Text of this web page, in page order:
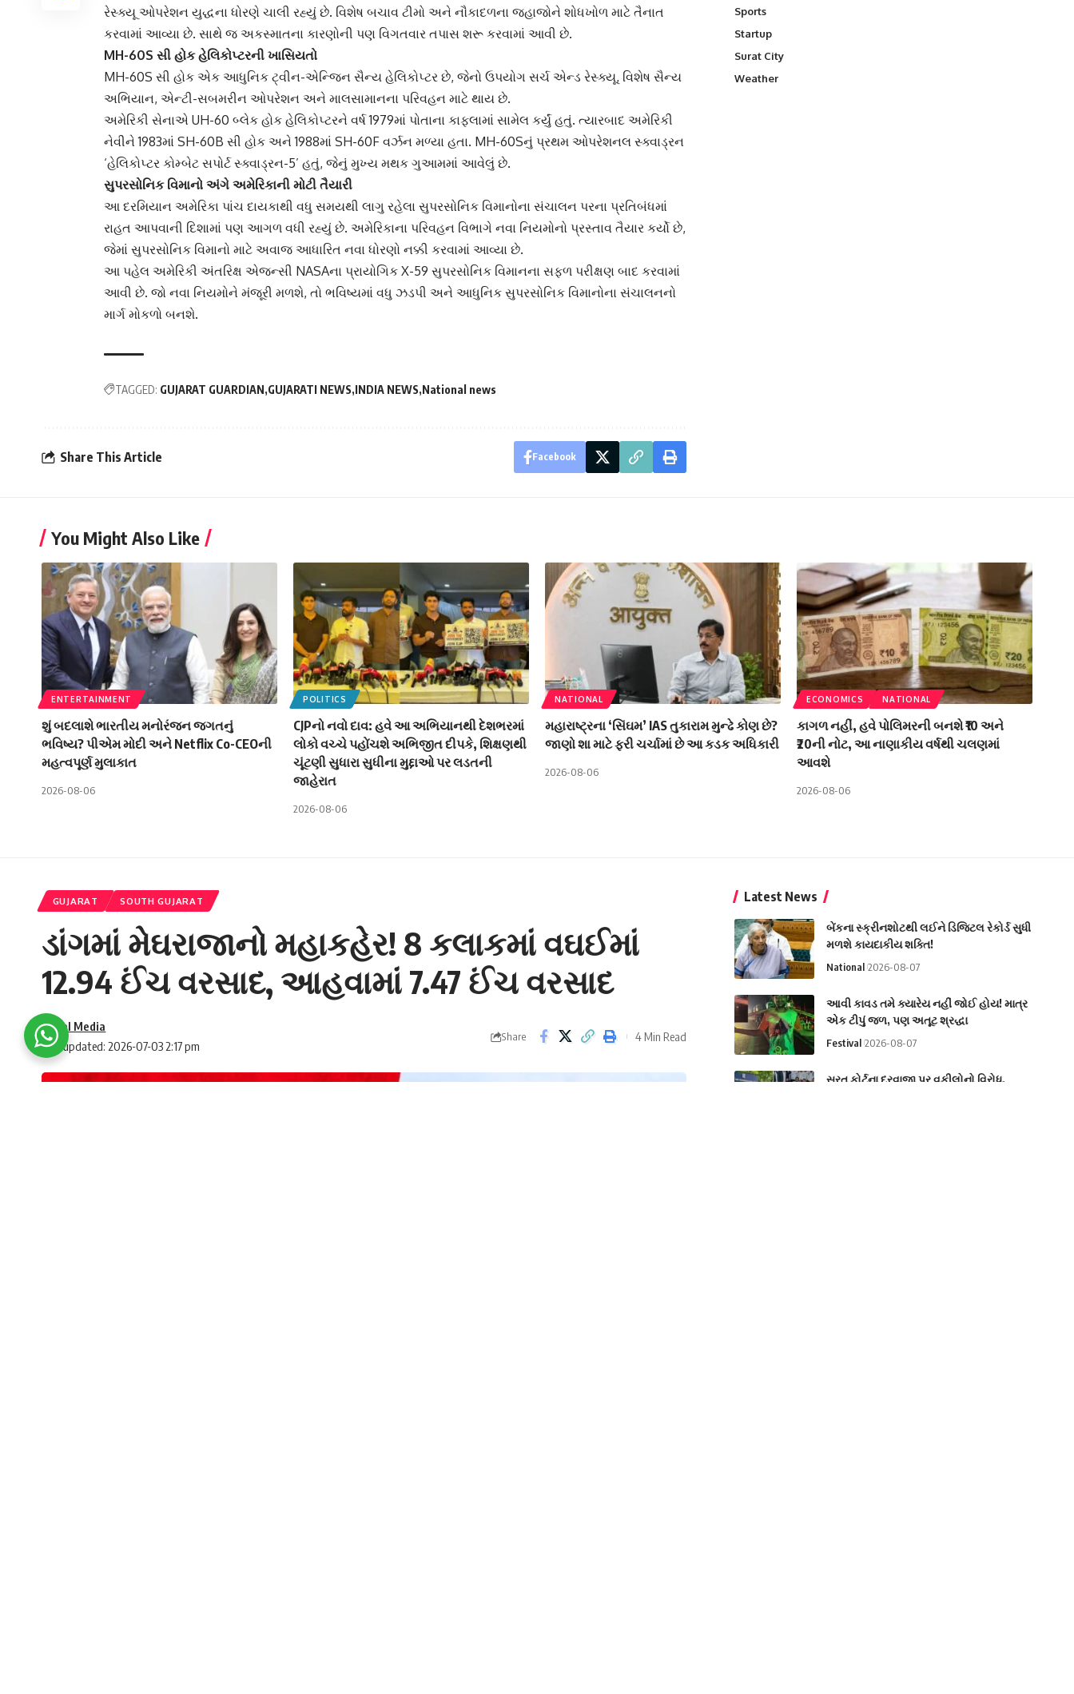
રેસ્ક્યૂ ઓપરેશન યુદ્ધના ધોરણે ચાલી રહ્યું છે. વિશેષ બચાવ ટીમો અને નૌકાદળના જહાજોને શોધખોળ માટે તૈનાત
કરવામાં આવ્યા છે. સાથે જ અકસ્માતના કારણોની પણ વિગતવાર તપાસ શરૂ કરવામાં આવી છે.
MH-60S સી હોક હેલિકોપ્ટરની ખાસિયતો
MH-60S સી હોક એક આધુનિક ટ્વીન-એન્જિન સૈન્ય હેલિકોપ્ટર છે, જેનો ઉપયોગ સર્ચ એન્ડ રેસ્ક્યૂ, વિશેષ સૈન્ય
અભિયાન, એન્ટી-સબમરીન ઓપરેશન અને માલસામાનના પરિવહન માટે થાય છે.
અમેરિકી સેનાએ UH-60 બ્લેક હોક હેલિકોપ્ટરને વર્ષ 1979માં પોતાના કાફલામાં સામેલ કર્યું હતું. ત્યારબાદ અમેરિકી
નેવીને 1983માં SH-60B સી હોક અને 1988માં SH-60F વર્ઝન મળ્યા હતા. MH-60Sનું પ્રથમ ઓપરેશનલ સ્ક્વાડ્રન
‘હેલિકોપ્ટર કોમ્બેટ સપોર્ટ સ્ક્વાડ્રન-5’ હતું, જેનું મુખ્ય મથક ગુઆમમાં આવેલું છે.
સુપરસોનિક વિમાનો અંગે અમેરિકાની મોટી તૈયારી
આ દરમિયાન અમેરિકા પાંચ દાયકાથી વધુ સમયથી લાગુ રહેલા સુપરસોનિક વિમાનોના સંચાલન પરના પ્રતિબંધમાં
રાહત આપવાની દિશામાં પણ આગળ વધી રહ્યું છે. અમેરિકાના પરિવહન વિભાગે નવા નિયમોનો પ્રસ્તાવ તૈયાર કર્યો છે,
જેમાં સુપરસોનિક વિમાનો માટે અવાજ આધારિત નવા ધોરણો નક્કી કરવામાં આવ્યા છે.
આ પહેલ અમેરિકી અંતરિક્ષ એજન્સી NASAના પ્રાયોગિક X-59 સુપરસોનિક વિમાનના સફળ પરીક્ષણ બાદ કરવામાં
આવી છે. જો નવા નિયમોને મંજૂરી મળશે, તો ભવિષ્યમાં વધુ ઝડપી અને આધુનિક સુપરસોનિક વિમાનોના સંચાલનનો
માર્ગ મોકળો બનશે.
TAGGED: GUJARAT GUARDIAN GUJARATI NEWS INDIA NEWS National news
Share This Article Facebook
Sports
Startup
Surat City
Weather
You Might Also Like
ENTERTAINMENT
શું બદલાશે ભારતીય મનોરંજન જગતનું
ભવિષ્ય? પીએમ મોદી અને Netflix Co-CEOની
મહત્વપૂર્ણ મુલાકાત
2026-08-06
POLITICS
CJPનો નવો દાવ: હવે આ અભિયાનથી દેશભરમાં
લોકો વચ્ચે પહોંચશે અભિજીત દીપકે, શિક્ષણથી
ચૂંટણી સુધારા સુધીના મુદ્દાઓ પર લડતની
જાહેરાત
2026-08-06
NATIONAL
મહારાષ્ટ્રના ‘સિંઘમ’ IAS તુકારામ મુન્ઢે કોણ છે?
જાણો શા માટે ફરી ચર્ચામાં છે આ કડક અધિકારી
2026-08-06
ECONOMICS NATIONAL
કાગળ નહીં, હવે પોલિમરની બનશે ₹10 અને
₹20ની નોટ, આ નાણાકીય વર્ષથી ચલણમાં
આવશે
2026-08-06
GUJARAT SOUTH GUJARAT
ડાંગમાં મેઘરાજાનો મહાકહેર! 8 કલાકમાં વઘઈમાં
12.94 ઈંચ વરસાદ, આહવામાં 7.47 ઈંચ વરસાદ
Last updated: 2026-07-03 2:17 pm
Social Media
Share 4 Min Read
Latest News
બેંકના સ્ક્રીનશોટથી લઈને ડિજિટલ રેકોર્ડ સુધી
મળશે કાયદાકીય શક્તિ!
National 2026-08-07
આવી કાવડ તમે ક્યારેય નહીં જોઈ હોય! માત્ર
એક ટીપું જળ, પણ અતૂટ શ્રદ્ધા
Festival 2026-08-07
સુરત કોર્ટના દરવાજા પર વકીલોનો વિરોધ,